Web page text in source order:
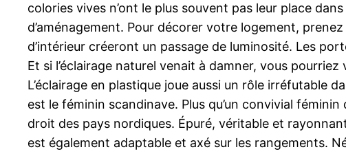
colories vives n’ont le plus souvent pas leur place
d’aménagement. Pour décorer votre logement,
d’intérieur créeront un passage de luminosité. Les
Et si l’éclairage naturel venait à damner, vous
L’éclairage en plastique joue aussi un rôle irréfutable
est le féminin scandinave. Plus qu’un convivial
droit des pays nordiques. Épuré, véritable et
est également adaptable et axé sur les rangements.